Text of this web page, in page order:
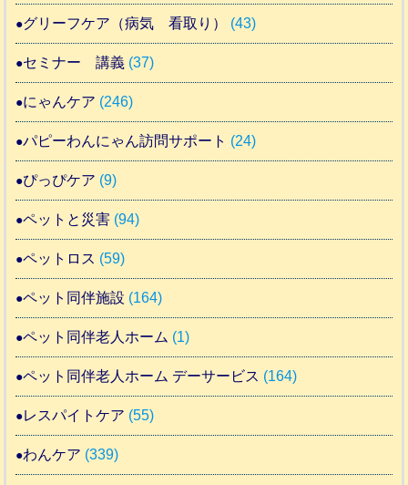
グリーフケア（病気 看取り） (43)
セミナー 講義 (37)
にゃんケア (246)
パピーわんにゃん訪問サポート (24)
ぴっぴケア (9)
ペットと災害 (94)
ペットロス (59)
ペット同伴施設 (164)
ペット同伴老人ホーム (1)
ペット同伴老人ホーム デーサービス (164)
レスパイトケア (55)
わんケア (339)